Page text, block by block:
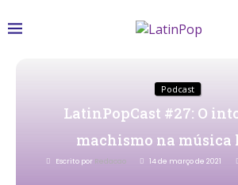
Podcast
LatinPopCast #27: O
machismo na
Escrito por Redacao 14 de março de 2021